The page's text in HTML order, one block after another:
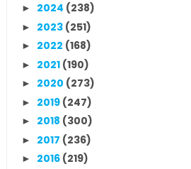
► 2024 (238)
► 2023 (251)
► 2022 (168)
► 2021 (190)
► 2020 (273)
► 2019 (247)
► 2018 (300)
► 2017 (236)
► 2016 (219)